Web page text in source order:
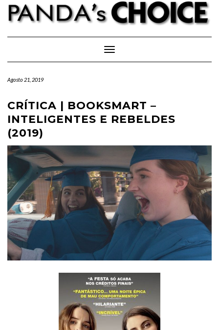
Skip
content
Toggle Navigation
Agosto 21, 2019
CRÍTICA | BOOKSMART –
INTELIGENTES E REBELDES
(2019)